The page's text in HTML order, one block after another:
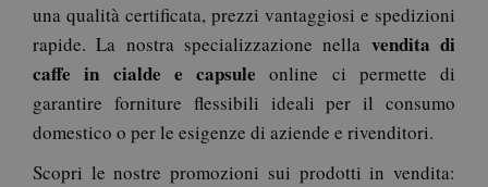
una qualità certificata, prezzi vantaggiosi e spedizioni
rapide. La nostra specializzazione nella vendita di
caffe in cialde e capsule online ci permette di
garantire forniture flessibili ideali per il consumo
domestico o per le esigenze di aziende e rivenditori.
Scopri le nostre promozioni sui prodotti in vendita:
saida-popup
mage-cache-storage-section-
invalidation